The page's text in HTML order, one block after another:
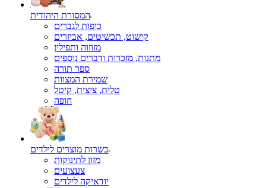
המסורת היהודית
כיפות לגברים
קישוט, תכשיטים, אביזרים
מזוזוה ותפילין
מתנות, מזכרות ודברים נוספים
ספר תורה
שמירת המצוות
טלית, ציצית, קיטל
כשרות מוצרים לילדים
מזון לתינוקות
צעצועים
יודאיקה לילדים